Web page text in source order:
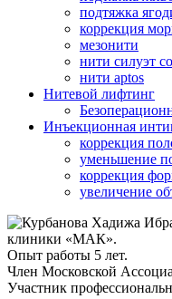
подтяжка
коррекция
мезонити
нити силуэт
нити aptos
Нитевой лифтинг
Инъекционная
коррекция
уменьшение
коррекция
увеличение
клиники «МАК».
Опыт работы 5 лет.
Член Московской
Участник